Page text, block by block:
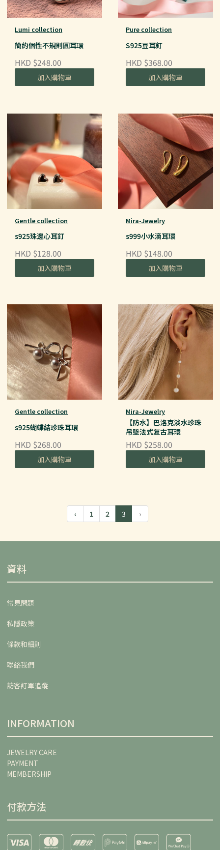
Lumi collection
簡約個性不規則圓耳環
HKD $248.00
加入購物車
Pure collection
S925豆耳釘
HKD $368.00
加入購物車
Gentle collection
s925珠邊心耳釘
HKD $128.00
加入購物車
Mira-Jewelry
s999小水滴耳環
HKD $148.00
加入購物車
Gentle collection
s925蝴蝶結珍珠耳環
HKD $268.00
加入購物車
Mira-Jewelry
【防水】巴洛克淡水珍珠
吊墜法式复古耳環
HKD $258.00
加入購物車
‹ 1 2 3 ›
資料
常見問題
私隱政策
條款和細則
聯絡我們
訪客訂單追蹤
INFORMATION
JEWELRY CARE
PAYMENT
MEMBERSHIP
付款方法